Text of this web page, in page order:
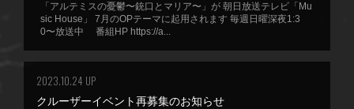
「アルテミスの憂鬱〜銃口とマリア〜」が 朝日放送テレビ「Mu
sic House」 7月のOPテーマに起用されます 毎週日曜深夜1:3
0〜放送中 番組HP https://a...
2023.10.24 UP
クルーザーイベント再募集のお知らせ